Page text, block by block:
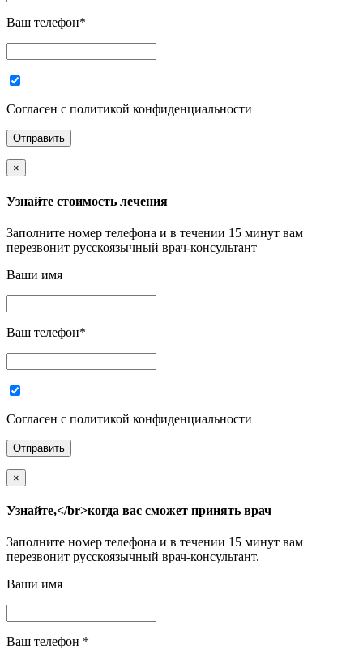
Ваш телефон*
Согласен с политикой конфиденциальности
×
Узнайте стоимость лечения
Заполните номер телефона и в течении 15 минут вам
перезвонит русскоязычный врач-консультант
Ваши имя
Ваш телефон*
Согласен с политикой конфиденциальности
×
Узнайте,</br>когда вас сможет принять врач
Заполните номер телефона и в течении 15 минут вам
перезвонит русскоязычный врач-консультант.
Ваши имя
Ваш телефон *